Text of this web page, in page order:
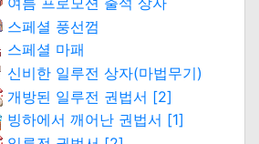
스페셜 풍선껌
스페셜 마패
신비한 일루전 상자(마법무기)
개방된 일루전 권법서 [2]
빙하에서 깨어난 권법서 [1]